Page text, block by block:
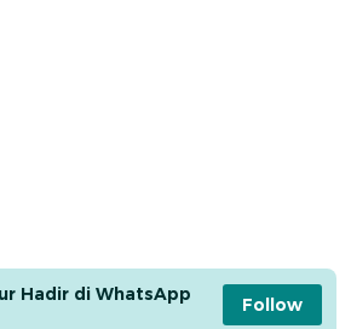
Hadir di WhatsApp
Follow